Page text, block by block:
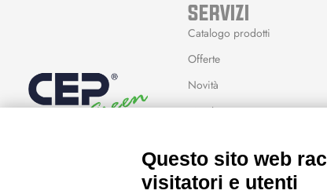
SERVIZI
Catalogo prodotti
Offerte
Novità
Marchi
Wishlist
Questo sito web
visitatori e utenti